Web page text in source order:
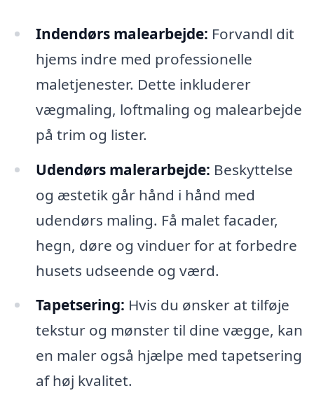
Indendørs malearbejde: Forvandl dit
hjems indre med professionelle
maletjenester. Dette inkluderer
vægmaling, loftmaling og malearbejde
på trim og lister.
Udendørs malerarbejde: Beskyttelse
og æstetik går hånd i hånd med
udendørs maling. Få malet facader,
hegn, døre og vinduer for at forbedre
husets udseende og værd.
Tapetsering: Hvis du ønsker at tilføje
tekstur og mønster til dine vægge, kan
en maler også hjælpe med tapetsering
af høj kvalitet.